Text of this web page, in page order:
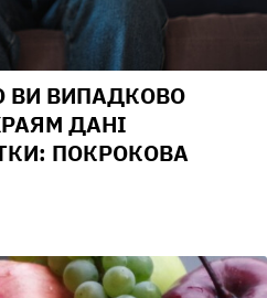
ВИПАДКОВО
ДАНІ
ПОКРОКОВА